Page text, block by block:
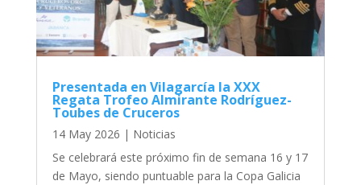
Presentada en Vilagarcía la XXX
Regata Trofeo Almirante Rodríguez-
Toubes de Cruceros
14 May 2026 | Noticias
Se celebrará este próximo fin de semana 16 y 17
de Mayo, siendo puntuable para la Copa Galicia